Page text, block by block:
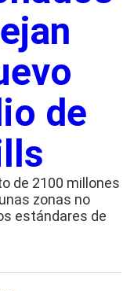
de
de 2100 millones
zonas no
estándares de